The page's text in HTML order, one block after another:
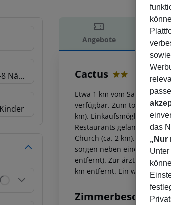
Nächte
Angebote
Cactus
Etwa 1 km vom
verfügbar. Zum
km). Einkaufsmöglichkeiten
Restaurants gelangt man
Church (ca. 2 km), Salt
sorgen neben einem
entfernt). Zur ärztlichen
km entfernt. Ein weiterer
das
„Nur
Unter